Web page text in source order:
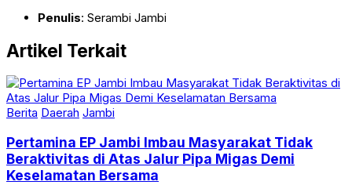
Penulis: Serambi Jambi
Artikel Terkait
Berita Daerah Jambi
Pertamina EP Jambi Imbau Masyarakat Tidak
Beraktivitas di Atas Jalur Pipa Migas Demi
Keselamatan Bersama